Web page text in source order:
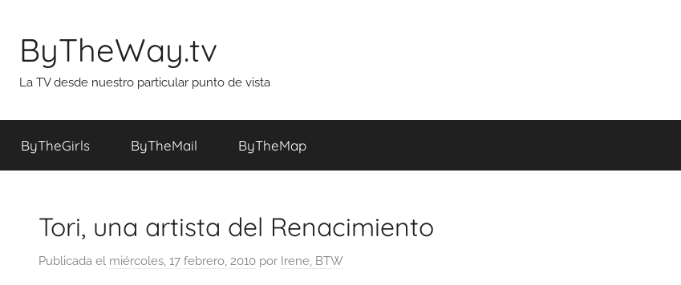
contenido
ByTheWay.tv
La TV desde nuestro particular punto de vista
ByTheGirls ByTheMail ByTheMap
Tori, una artista del Renacimiento
Publicada el miércoles, 17 febrero, 2010 por Irene, BTW